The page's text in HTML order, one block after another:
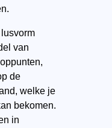
van
de
welke je
bekomen.
in